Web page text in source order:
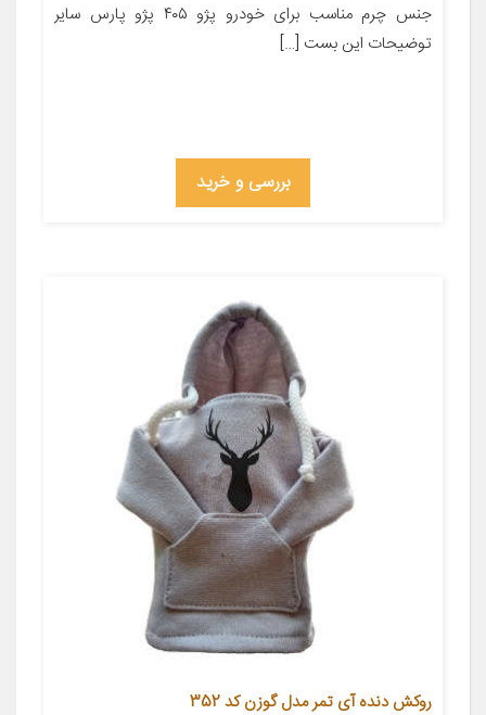
جنس چرم مناسب برای خودرو پژو ۴۰۵ پژو پارس سایر
توضیحات این بست […]
بررسی و خرید
روکش دنده آی تمر مدل گوزن کد 352